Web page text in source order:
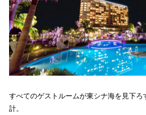
すべてのゲストルームが東シナ海を見下ろ
計。